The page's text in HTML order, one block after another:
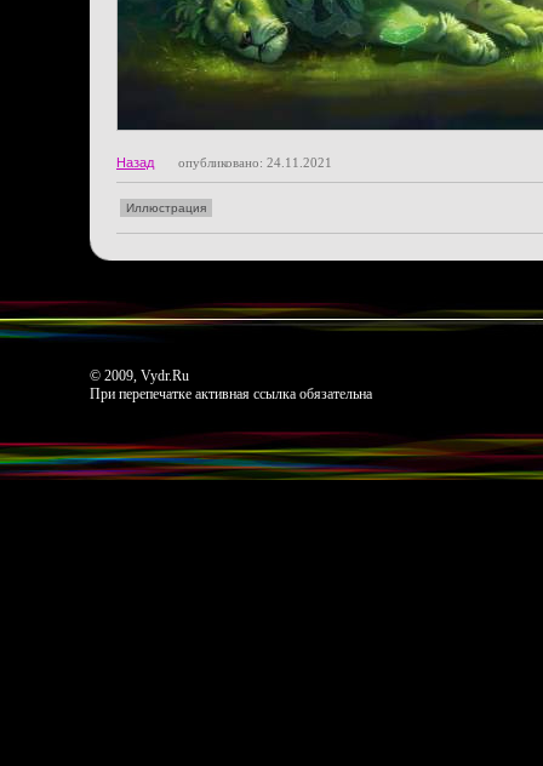
Назад опубликовано: 24.11.2021
Иллюстрация
© 2009, Vydr.Ru
При перепечатке активная ссылка обязательна